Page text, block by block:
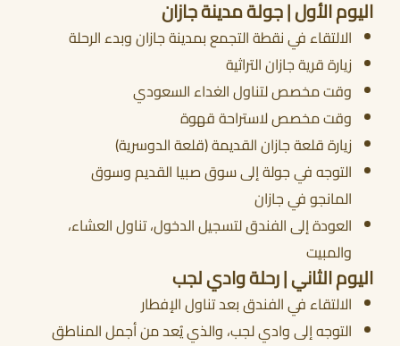
أحجز الان
اليوم الأول | جولة مدينة جازان
الالتقاء في نقطة التجمع بمدينة جازان وبدء الرحلة
زيارة قرية جازان التراثية
وقت مخصص لتناول الغداء السعودي
وقت مخصص لاستراحة قهوة
زيارة قلعة جازان القديمة (قلعة الدوسرية)
التوجه في جولة إلى سوق صبيا القديم وسوق
المانجو في جازان
العودة إلى الفندق لتسجيل الدخول، تناول العشاء،
والمبيت
اليوم الثاني | رحلة وادي لجب
الالتقاء في الفندق بعد تناول الإفطار
التوجه إلى وادي لجب، والذي يُعد من أجمل المناطق